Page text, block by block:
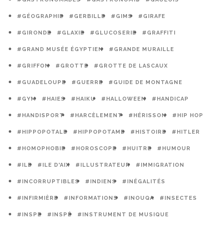
#GÉOGRAPHIE #GERBILLE #GIMS #GIRAFE
#GIRONDE #GLAXIE #GLUCOSERIE #GRAFFITI
#GRAND MUSÉE ÉGYPTIEN #GRANDE MURAILLE
#GRIFFON #GROTTE #GROTTE DE LASCAUX
#GUADELOUPE #GUERRE #GUIDE DE MONTAGNE
#GYM #HAIES #HAIKU #HALLOWEEN #HANDICAP
#HANDISPORT #HARCÈLEMENT #HÉRISSON #HIP HOP
#HIPPOPOTALE #HIPPOPOTAME #HISTOIRE #HITLER
#HOMOPHOBIE #HOROSCOPE #HUITRE #HUMOUR
#ILE #ILE D'AIX #ILLUSTRATEUR #IMMIGRATION
#INCORRUPTIBLES #INDIENS #INÉGALITÉS
#INFIRMIÈRE #INFORMATIONS #INOUQA #INSECTES
#INSPE #INSPÉ #INSTRUMENT DE MUSIQUE